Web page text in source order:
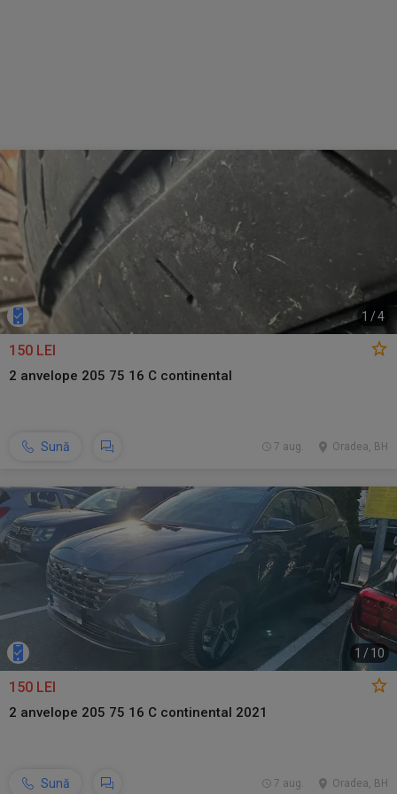
1 /4
150 LEI
2 anvelope 205 75 16 C continental
Sună Oradea, BH
7 aug.
1 / 10
150 LEI
2 anvelope 205 75 16 C continental 2021
Sună Oradea, BH
7 aug.